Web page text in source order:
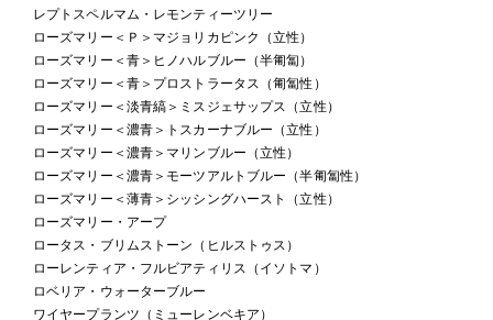
レプトスペルマム・レモンティーツリー
ローズマリー＜Ｐ＞マジョリカピンク（立性）
ローズマリー＜青＞ヒノハルブルー（半匍匐）
ローズマリー＜青＞プロストラータス（匍匐性）
ローズマリー＜淡青縞＞ミスジェサップス（立性）
ローズマリー＜濃青＞トスカーナブルー（立性）
ローズマリー＜濃青＞マリンブルー（立性）
ローズマリー＜濃青＞モーツアルトブルー（半匍匐性）
ローズマリー＜薄青＞シッシングハースト（立性）
ローズマリー・アープ
ロータス・ブリムストーン（ヒルストゥス）
ローレンティア・フルビアティリス（イソトマ）
ロベリア・ウォーターブルー
ワイヤープランツ（ミューレンベキア）